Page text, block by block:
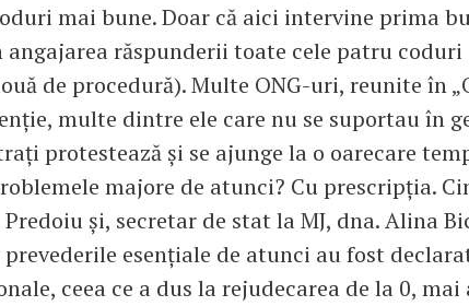
mai bune. Doar că aici intervine prima
angajarea răspunderii toate cele patru coduri
de procedură). Multe ONG-uri, reunite în
multe dintre ele care nu se suportau în
protestează și se ajunge la o oarecare
majore de atunci? Cu prescripția.
și, secretar de stat la MJ, dna. Alina
esențiale de atunci au fost
ceea ce a dus la rejudecarea de la 0, mai